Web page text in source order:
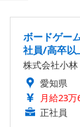
ボードゲー
社員/高卒以
株式会社小林
愛知県
月給23
正社員